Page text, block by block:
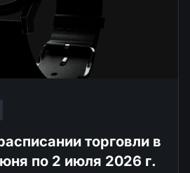
торговли в
по 2 июля 2026 г.